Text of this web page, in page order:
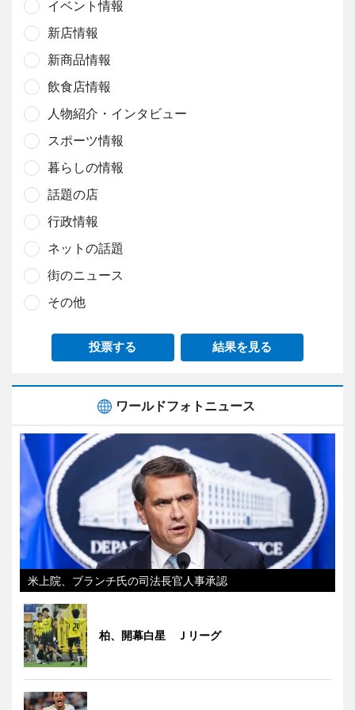
イベント情報
新店情報
新商品情報
飲食店情報
人物紹介・インタビュー
スポーツ情報
暮らしの情報
話題の店
行政情報
ネットの話題
街のニュース
その他
投票する 結果を見る
ワールドフォトニュース
米上院、ブランチ氏の司法長官人事承認
柏、開幕白星 Ｊリーグ